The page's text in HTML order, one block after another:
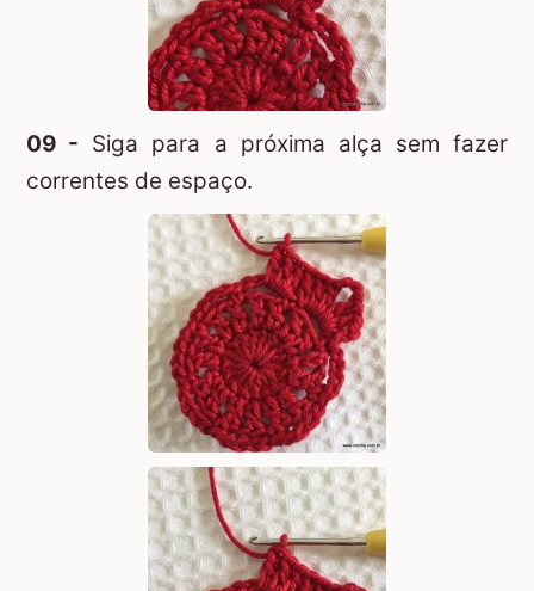
09 - Siga para a próxima alça sem fazer
correntes de espaço.